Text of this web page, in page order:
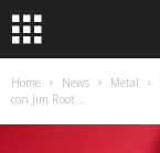
Home News Metal
con Jim Root...